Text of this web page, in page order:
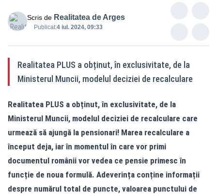
Scris de Realitatea de Arges
Publicat:4 iul. 2024, 09:33
Realitatea PLUS a obținut, în exclusivitate, de la
Ministerul Muncii, modelul deciziei de recalculare
Realitatea PLUS a obținut, în exclusivitate, de la
Ministerul Muncii, modelul deciziei de recalculare care
urmează să ajungă la pensionari! Marea recalculare a
început deja, iar în momentul în care vor primi
documentul românii vor vedea ce pensie primesc în
funcție de noua formulă. Adeverința conține informații
despre numărul total de puncte, valoarea punctului de